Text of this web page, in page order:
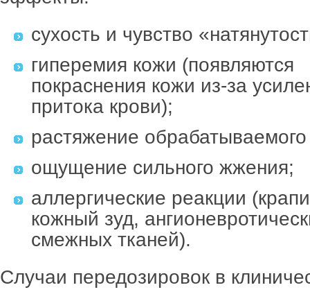
сухость и чувство
гиперемия кожи (появляются
покраснения кожи из-за
притока крови);
растяжение обрабатываемого
ощущение сильного жжения;
аллергические реакции
кожный зуд,
смежных тканей).
Случаи передозировок в